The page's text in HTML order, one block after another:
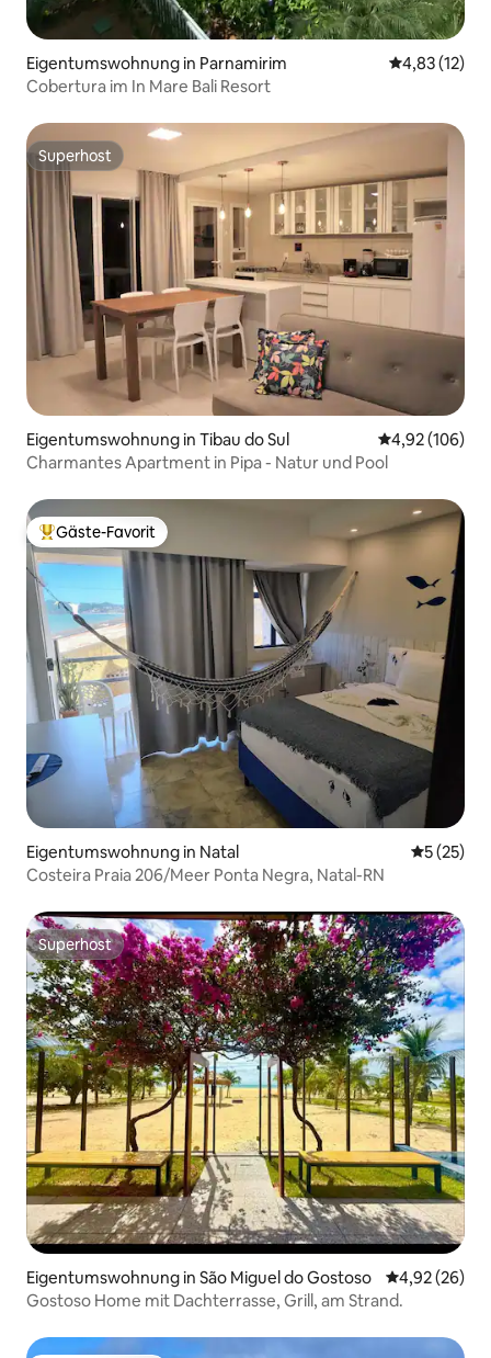
Eigentumswohnung in Parnamirim
4,83 (12)
Cobertura im In Mare Bali Resort
Superhost
Superhost
Eigentumswohnung in Tibau do Sul
4,92 (106)
Charmantes Apartment in Pipa - Natur und Pool
Beliebter Gäste-Favorit.
Gäste-Favorit
Eigentumswohnung in Natal
5 (25)
Costeira Praia 206/Meer Ponta Negra, Natal-RN
Superhost
Superhost
Eigentumswohnung in São Miguel do Gostoso
4,92 (26)
Gostoso Home mit Dachterrasse, Grill, am Strand.